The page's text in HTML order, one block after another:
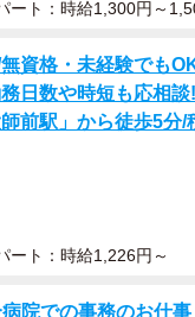
ート：時給1,300円～
資格・未経験でも
日数や時短も応相
前駅」から徒歩5分/
ート：時給1,226円～
病院での事務のお仕